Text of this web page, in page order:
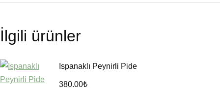
İlgili ürünler
Ispanaklı Peynirli Pide
380.00₺